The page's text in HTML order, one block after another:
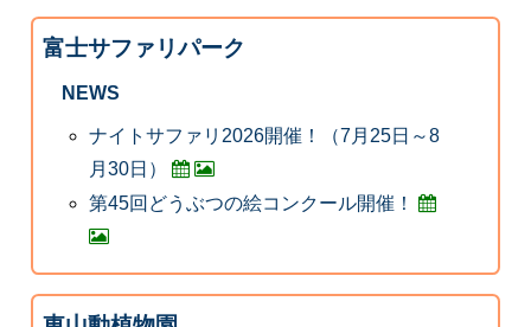
富士サファリパーク
NEWS
ナイトサファリ2026開催！（7月25日～8
月30日）
第45回どうぶつの絵コンクール開催！